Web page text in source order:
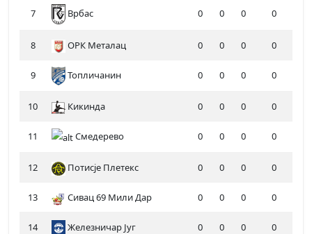
7 Врбас 0 0 0 0
8 ОРК Металац 0 0 0 0
9 Топличанин 0 0 0 0
10 Кикинда 0 0 0 0
11 Смедерево 0 0 0 0
12 Потисје Плетекс 0 0 0 0
13 Сивац 69 Мили Дар 0 0 0 0
14 Железничар Југ 0 0 0 0